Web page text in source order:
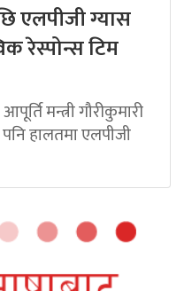
एलपीजी ग्यास
रेस्पोन्स टिम
मन्त्री गौरीकुमारी
हालतमा एलपीजी